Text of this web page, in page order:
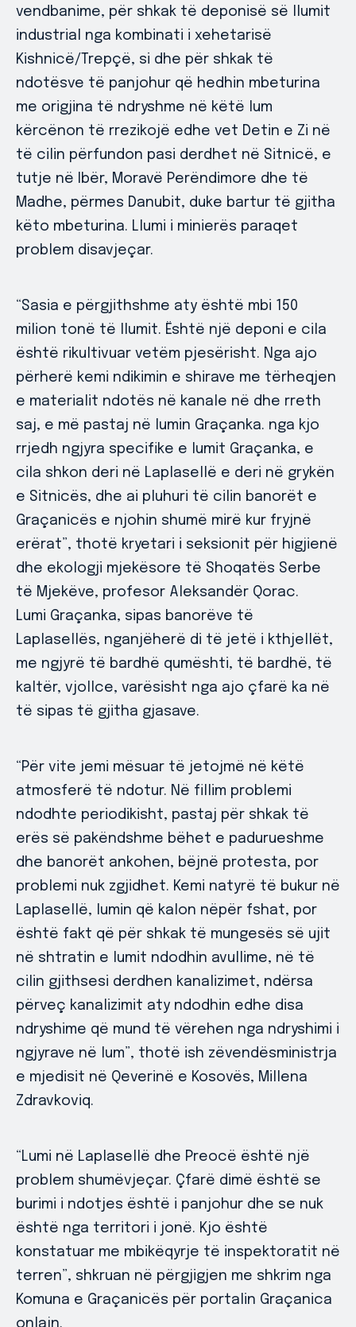
vendbanime, për shkak të deponisë së llumit
industrial nga kombinati i xehetarisë
Kishnicë/Trepçë, si dhe për shkak të
ndotësve të panjohur që hedhin mbeturina
me origjina të ndryshme në këtë lum
kërcënon të rrezikojë edhe vet Detin e Zi në
të cilin përfundon pasi derdhet në Sitnicë, e
tutje në Ibër, Moravë Perëndimore dhe të
Madhe, përmes Danubit, duke bartur të gjitha
këto mbeturina. Llumi i minierës paraqet
problem disavjeçar.
“Sasia e përgjithshme aty është mbi 150
milion tonë të llumit. Është një deponi e cila
është rikultivuar vetëm pjesërisht. Nga ajo
përherë kemi ndikimin e shirave me tërheqjen
e materialit ndotës në kanale në dhe rreth
saj, e më pastaj në lumin Graçanka. nga kjo
rrjedh ngjyra specifike e lumit Graçanka, e
cila shkon deri në Laplasellë e deri në grykën
e Sitnicës, dhe ai pluhuri të cilin banorët e
Graçanicës e njohin shumë mirë kur fryjnë
erërat”, thotë kryetari i seksionit për higjienë
dhe ekologji mjekësore të Shoqatës Serbe
të Mjekëve, profesor Aleksandër Qorac.
Lumi Graçanka, sipas banorëve të
Laplasellës, nganjëherë di të jetë i kthjellët,
me ngjyrë të bardhë qumështi, të bardhë, të
kaltër, vjollce, varësisht nga ajo çfarë ka në
të sipas të gjitha gjasave.
“Për vite jemi mësuar të jetojmë në këtë
atmosferë të ndotur. Në fillim problemi
ndodhte periodikisht, pastaj për shkak të
erës së pakëndshme bëhet e padurueshme
dhe banorët ankohen, bëjnë protesta, por
problemi nuk zgjidhet. Kemi natyrë të bukur në
Laplasellë, lumin që kalon nëpër fshat, por
është fakt që për shkak të mungesës së ujit
në shtratin e lumit ndodhin avullime, në të
cilin gjithsesi derdhen kanalizimet, ndërsa
përveç kanalizimit aty ndodhin edhe disa
ndryshime që mund të vërehen nga ndryshimi i
ngjyrave në lum”, thotë ish zëvendësministrja
e mjedisit në Qeverinë e Kosovës, Millena
Zdravkoviq.
“Lumi në Laplasellë dhe Preocë është një
problem shumëvjeçar. Çfarë dimë është se
burimi i ndotjes është i panjohur dhe se nuk
është nga territori i jonë. Kjo është
konstatuar me mbikëqyrje të inspektoratit në
terren”, shkruan në përgjigjen me shkrim nga
Komuna e Graçanicës për portalin Graçanica
onlajn.